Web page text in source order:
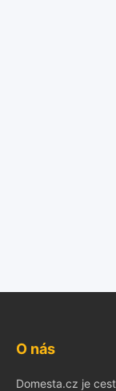
O nás
Domesta.cz je